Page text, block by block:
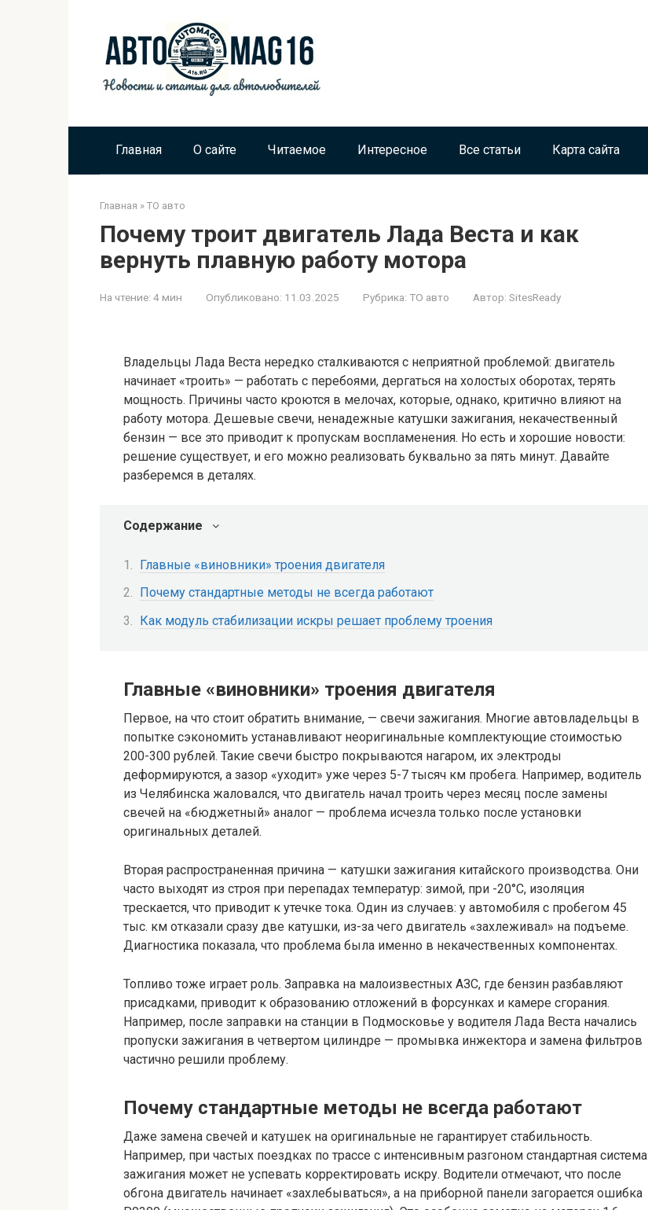
Главная О сайте Читаемое Интересное Все статьи Карта сайта
Главная » ТО авто
Почему троит двигатель Лада Веста и как
вернуть плавную работу мотора
На чтение: 4 мин Опубликовано: 11.03.2025 Рубрика: ТО авто Автор: SitesReady
Владельцы Лада Веста нередко сталкиваются с неприятной проблемой: двигатель
начинает «троить» — работать с перебоями, дергаться на холостых оборотах, терять
мощность. Причины часто кроются в мелочах, которые, однако, критично влияют на
работу мотора. Дешевые свечи, ненадежные катушки зажигания, некачественный
бензин — все это приводит к пропускам воспламенения. Но есть и хорошие новости:
решение существует, и его можно реализовать буквально за пять минут. Давайте
разберемся в деталях.
Содержание
Главные «виновники» троения двигателя
Почему стандартные методы не всегда работают
Как модуль стабилизации искры решает проблему троения
Главные «виновники» троения двигателя
Первое, на что стоит обратить внимание, — свечи зажигания. Многие автовладельцы в
попытке сэкономить устанавливают неоригинальные комплектующие стоимостью
200-300 рублей. Такие свечи быстро покрываются нагаром, их электроды
деформируются, а зазор «уходит» уже через 5-7 тысяч км пробега. Например, водитель
из Челябинска жаловался, что двигатель начал троить через месяц после замены
свечей на «бюджетный» аналог — проблема исчезла только после установки
оригинальных деталей.
Вторая распространенная причина — катушки зажигания китайского производства. Они
часто выходят из строя при перепадах температур: зимой, при -20°C, изоляция
трескается, что приводит к утечке тока. Один из случаев: у автомобиля с пробегом 45
тыс. км отказали сразу две катушки, из-за чего двигатель «захлеживал» на подъеме.
Диагностика показала, что проблема была именно в некачественных компонентах.
Топливо тоже играет роль. Заправка на малоизвестных АЗС, где бензин разбавляют
присадками, приводит к образованию отложений в форсунках и камере сгорания.
Например, после заправки на станции в Подмосковье у водителя Лада Веста начались
пропуски зажигания в четвертом цилиндре — промывка инжектора и замена фильтров
частично решили проблему.
Почему стандартные методы не всегда работают
Даже замена свечей и катушек на оригинальные не гарантирует стабильность.
Например, при частых поездках по трассе с интенсивным разгоном стандартная система
зажигания может не успевать корректировать искру. Водители отмечают, что после
обгона двигатель начинает «захлебываться», а на приборной панели загорается ошибка